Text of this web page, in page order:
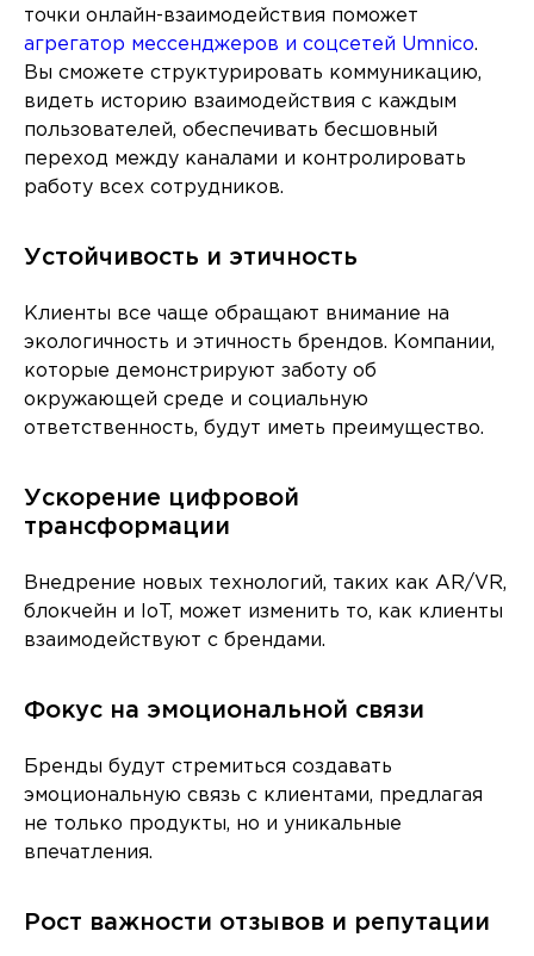
точки онлайн-взаимодействия поможет
агрегатор мессенджеров и соцсетей Umnico.
Вы сможете структурировать коммуникацию,
видеть историю взаимодействия с каждым
пользователей, обеспечивать бесшовный
переход между каналами и контролировать
работу всех сотрудников.
Устойчивость и этичность
Клиенты все чаще обращают внимание на
экологичность и этичность брендов. Компании,
которые демонстрируют заботу об
окружающей среде и социальную
ответственность, будут иметь преимущество.
Ускорение цифровой
трансформации
Внедрение новых технологий, таких как AR/VR,
блокчейн и IoT, может изменить то, как клиенты
взаимодействуют с брендами.
Фокус на эмоциональной связи
Бренды будут стремиться создавать
эмоциональную связь с клиентами, предлагая
не только продукты, но и уникальные
впечатления.
Рост важности отзывов и репутации